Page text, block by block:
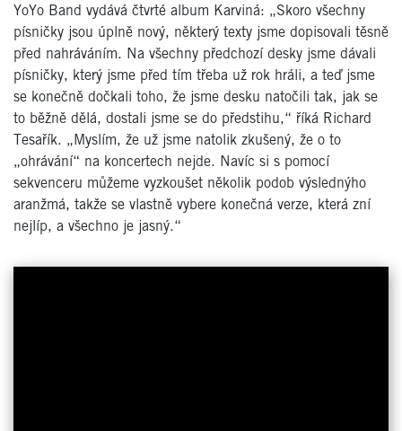
YoYo Band vydává čtvrté album Karviná: „Skoro všechny
písničky jsou úplně nový, některý texty jsme dopisovali těsně
před nahráváním. Na všechny předchozí desky jsme dávali
písničky, který jsme před tím třeba už rok hráli, a teď jsme
se konečně dočkali toho, že jsme desku natočili tak, jak se
to běžně dělá, dostali jsme se do předstihu,“ říká Richard
Tesařík. „Myslím, že už jsme natolik zkušený, že o to
„ohrávání“ na koncertech nejde. Navíc si s pomocí
sekvenceru můžeme vyzkoušet několik podob výslednýho
aranžmá, takže se vlastně vybere konečná verze, která zní
nejlíp, a všechno je jasný.“